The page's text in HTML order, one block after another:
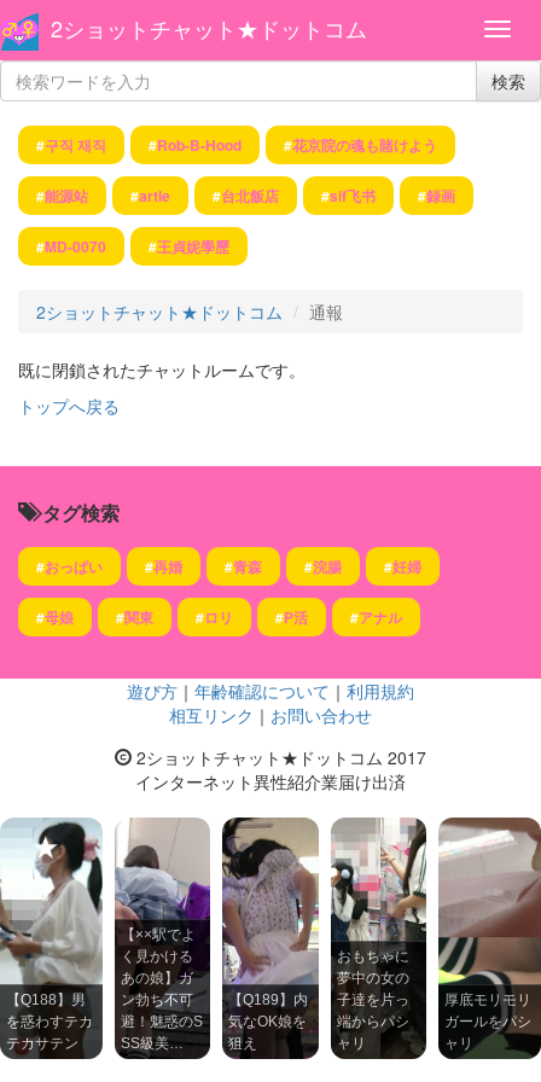
2ショットチャット★ドットコム
検索
#구직 재직 #Rob-B-Hood #花京院の魂も賭けよう
#能源站 #artle #台北飯店 #sif飞书 #録画
#MD-0070 #王貞妮學歷
2ショットチャット★ドットコム 通報
既に閉鎖されたチャットルームです。
トップへ戻る
タグ検索
#おっぱい #再婚 #青森 #浣腸 #妊婦
#母娘 #関東 #ロリ #P活 #アナル
遊び方 ｜ 年齢確認について ｜ 利用規約
相互リンク ｜ お問い合わせ
2ショットチャット★ドットコム 2017
インターネット異性紹介業届け出済
【Q188】男
を惑わすテカ
テカサテン
【××駅でよ
く見かける
あの娘】ガ
ン勃ち不可
避！魅惑のS
SS級美…
【Q189】内
気なOK娘を
狙え
おもちゃに
夢中の女の
子達を片っ
端からパシ
ャリ
厚底モリモリ
ガールをパシ
ャリ